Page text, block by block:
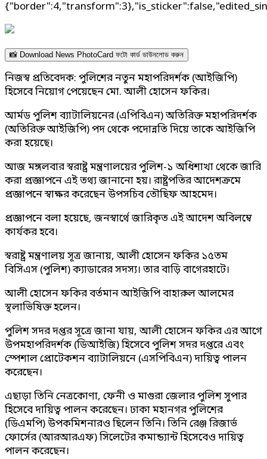
📸 Download News PhotoCard ফটো কার্ড ডাউনলোড করুন
নিজস্ব প্রতিবেদক: পুলিশের নতুন মহাপরিদর্শক (আইজিপি)
হিসেবে নিয়োগ পেয়েছেন মো. আলী হোসেন ফকির।
আর্মড পুলিশ ব্যাটালিয়নের (এপিবিএন) অতিরিক্ত মহাপরিদর্শক
(অতিরিক্ত আইজিপি) পদ থেকে পদোন্নতি দিয়ে তাকে আইজিপি
করা হয়েছে।
আজ মঙ্গলবার স্বরাষ্ট্র মন্ত্রণালয়ের পুলিশ-১ অধিশাখা থেকে জারি
করা প্রজ্ঞাপনে এই তথ্য জানানো হয়। রাষ্ট্রপতির আদেশক্রমে
প্রজ্ঞাপনে স্বাক্ষর করেছেন উপসচিব তৌছিফ আহমেদ।
প্রজ্ঞাপনে বলা হয়েছে, জনস্বার্থে জারিকৃত এই আদেশ অবিলম্বে
কার্যকর হবে।
স্বরাষ্ট্র মন্ত্রণালয় সূত্র জানায়, আলী হোসেন ফকির ১৫তম
বিসিএস (পুলিশ) ক্যাডারের সদস্য। তার বাড়ি বাগেরহাটে।
আলী হোসেন ফকির বর্তমান আইজিপি বাহারুল আলমের
স্থলাভিষিক্ত হলেন।
পুলিশ সদর দপ্তর সূত্রে জানা যায়, আলী হোসেন ফকির এর আগে
উপমহাপরিদর্শক (ডিআইজি) হিসেবে পুলিশ সদর দপ্তরে এবং
স্পেশাল প্রোটেকশন ব্যাটালিয়নে (এসপিবিএন) দায়িত্ব পালন
করেছেন।
এছাড়া তিনি নেত্রকোণা, ফেনী ও মাগুরা জেলার পুলিশ সুপার
হিসেবে দায়িত্ব পালন করেছেন। ঢাকা মহানগর পুলিশের
(ডিএমপি) উপকমিশনারও ছিলেন তিনি। তিনি রেঞ্জ রিজার্ভ
ফোর্সের (আরআরএফ) সিলেটের কমান্ড্যান্ট হিসেবেও দায়িত্ব
পালন করেছেন।